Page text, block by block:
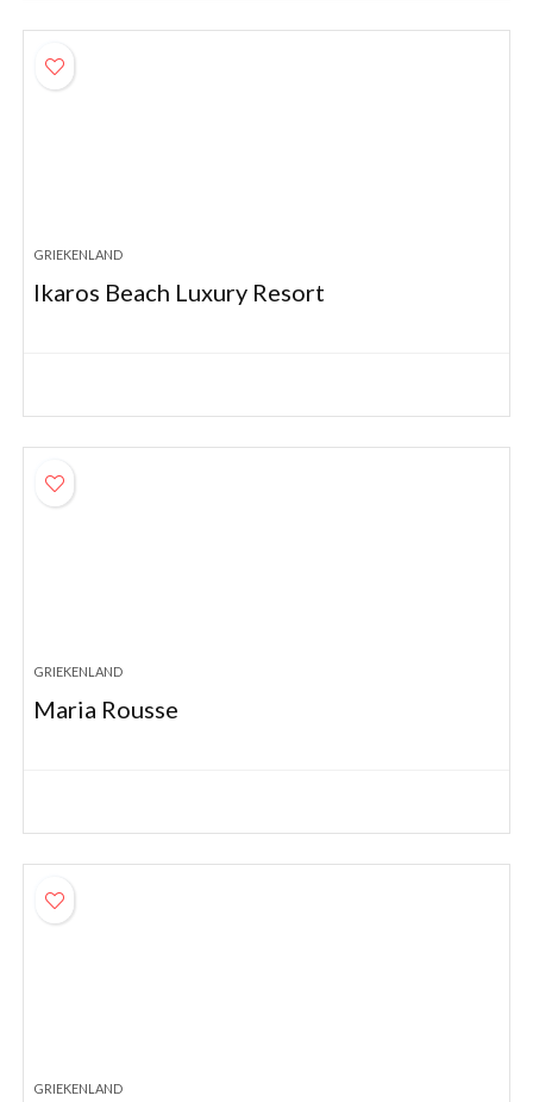
GRIEKENLAND
Ikaros Beach Luxury Resort
GRIEKENLAND
Maria Rousse
GRIEKENLAND